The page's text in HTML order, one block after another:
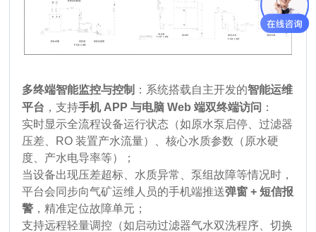
多终端智能监控与控制 ：系统搭载自主开发的智能运维
平台 ，支持手机 APP 与电脑 Web 端双终端访问 ：
实时显示全流程设备运行状态（如原水泵启停、过滤器
压差、RO 装置产水流量）、核心水质参数（原水硬
度、产水电导率等）；
当设备出现压差超标、水质异常、泵组故障等情况时，
平台会同步向气矿运维人员的手机端推送弹窗 + 短信报
警 ，精准定位故障单元；
支持远程轻量调控（如启动过滤器气水双洗程序、切换